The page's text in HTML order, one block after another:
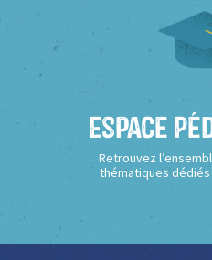
Espace
Retrouvez
thématiques dédiés